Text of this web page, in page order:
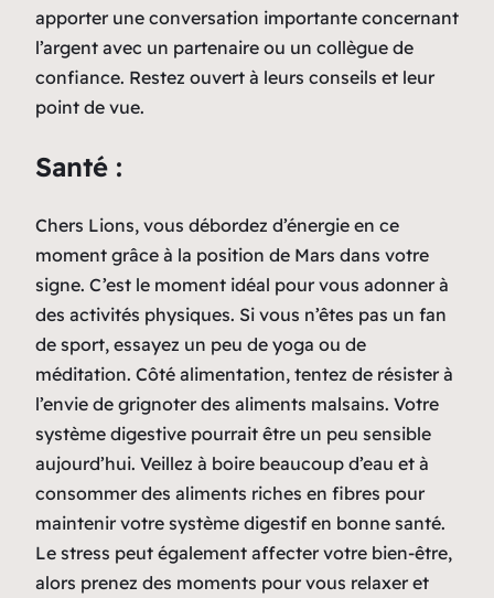
apporter une conversation importante concernant
l’argent avec un partenaire ou un collègue de
confiance. Restez ouvert à leurs conseils et leur
point de vue.
Santé :
Chers Lions, vous débordez d’énergie en ce
moment grâce à la position de Mars dans votre
signe. C’est le moment idéal pour vous adonner à
des activités physiques. Si vous n’êtes pas un fan
de sport, essayez un peu de yoga ou de
méditation. Côté alimentation, tentez de résister à
l’envie de grignoter des aliments malsains. Votre
système digestive pourrait être un peu sensible
aujourd’hui. Veillez à boire beaucoup d’eau et à
consommer des aliments riches en fibres pour
maintenir votre système digestif en bonne santé.
Le stress peut également affecter votre bien-être,
alors prenez des moments pour vous relaxer et